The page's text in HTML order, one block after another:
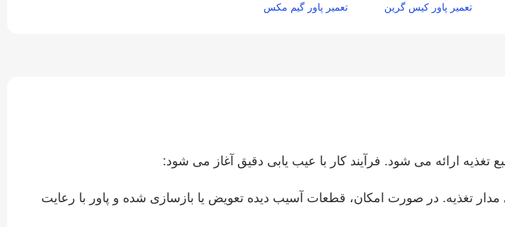
تعمیر پاور کیس گرین تعمیر پاور گیم ‌مکس
ارائه می‌ شود. فرآیند کار با عیب‌ یابی دقیق آغاز می‌ شود:
تغذیه. در صورت امکان، قطعات آسیب‌ دیده تعویض یا بازسازی شده و پاور با رعایت